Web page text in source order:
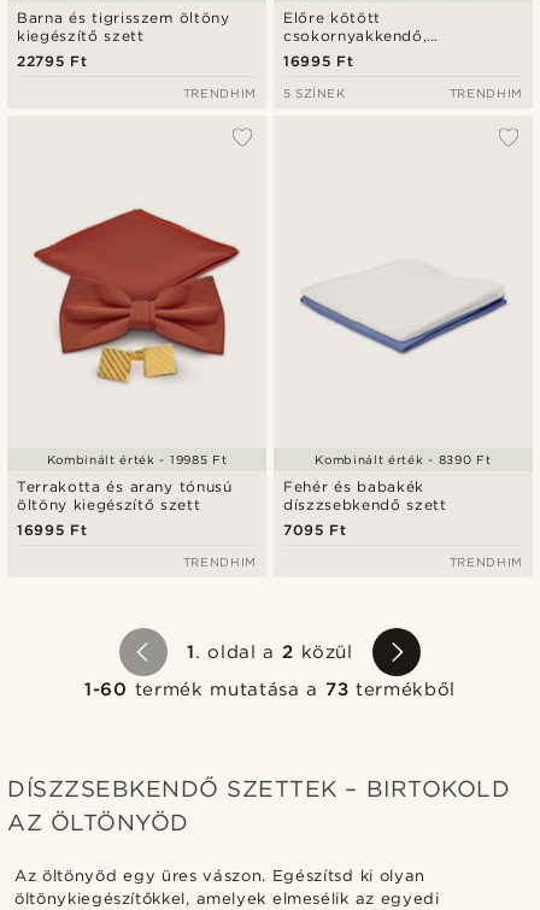
Barna és tigrisszem öltöny
kiegészítő szett
22795 Ft
TRENDHIM
Előre kötött
csokornyakkendő,
díszzsebkendő és övkendő
szett
16995 Ft
5 SZÍNEK TRENDHIM
Terrakotta és arany tónusú
öltöny kiegészítő szett
16995 Ft
Kombinált érték - 19985 Ft
TRENDHIM
Fehér és babakék
díszzsebkendő szett
7095 Ft
Kombinált érték - 8390 Ft
TRENDHIM
1. oldal a 2 közül
1-60 termék mutatása a 73 termékből
DÍSZZSEBKENDŐ SZETTEK – BIRTOKOLD
AZ ÖLTÖNYÖD
Az öltönyöd egy üres vászon. Egészítsd ki olyan
öltönykiegészítőkkel, amelyek elmesélik az egyedi